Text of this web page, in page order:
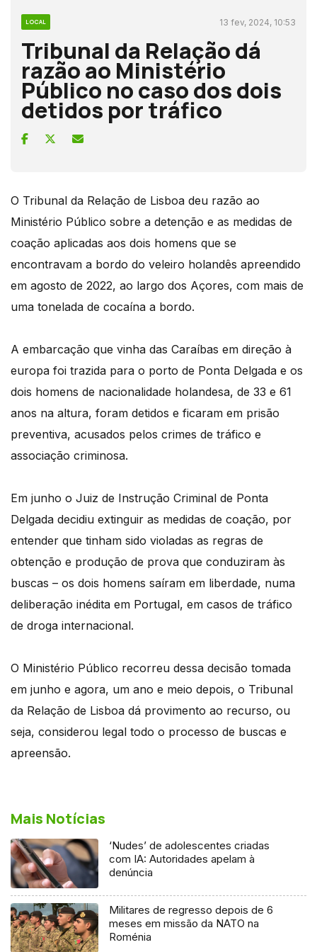
LOCAL 13 fev, 2024, 10:53
Tribunal da Relação dá
razão ao Ministério
Público no caso dos dois
detidos por tráfico
O Tribunal da Relação de Lisboa deu razão ao
Ministério Público sobre a detenção e as medidas de
coação aplicadas aos dois homens que se
encontravam a bordo do veleiro holandês apreendido
em agosto de 2022, ao largo dos Açores, com mais de
uma tonelada de cocaína a bordo.
A embarcação que vinha das Caraíbas em direção à
europa foi trazida para o porto de Ponta Delgada e os
dois homens de nacionalidade holandesa, de 33 e 61
anos na altura, foram detidos e ficaram em prisão
preventiva, acusados pelos crimes de tráfico e
associação criminosa.
Em junho o Juiz de Instrução Criminal de Ponta
Delgada decidiu extinguir as medidas de coação, por
entender que tinham sido violadas as regras de
obtenção e produção de prova que conduziram às
buscas – os dois homens saíram em liberdade, numa
deliberação inédita em Portugal, em casos de tráfico
de droga internacional.
O Ministério Público recorreu dessa decisão tomada
em junho e agora, um ano e meio depois, o Tribunal
da Relação de Lisboa dá provimento ao recurso, ou
seja, considerou legal todo o processo de buscas e
apreensão.
Mais Notícias
‘Nudes’ de adolescentes criadas
com IA: Autoridades apelam à
denúncia
Militares de regresso depois de 6
meses em missão da NATO na
Roménia